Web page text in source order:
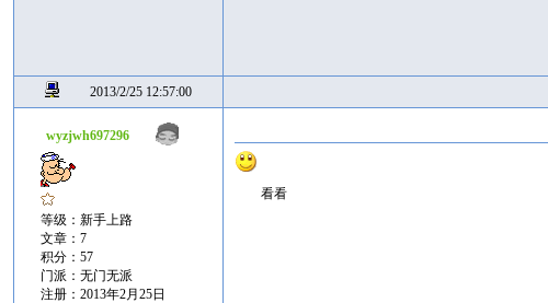
2013/2/25 12:57:00
wyzjwh697296
等级：新手上路
文章：7
积分：57
门派：无门无派
注册：2013年2月25日
看看